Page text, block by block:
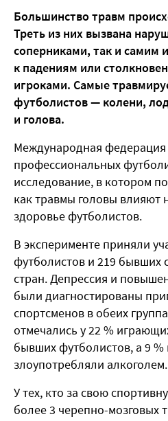
Большинство травм
Треть из них вызвана
соперниками, так и самим
к падениям или
игроками. Самые
футболистов — колени,
и голова.
Международная федерация
профессиональных
исследование, в котором
как травмы головы влияют
здоровье футболистов.
В эксперименте приняли
футболистов и 219 бывших
стран. Депрессия и
были диагностированы
спортсменов в обеих
отмечались у 22 %
бывших футболистов, а 9 %
злоупотребляли алкоголем.
У тех, кто за свою
более 3 черепно-мозговых